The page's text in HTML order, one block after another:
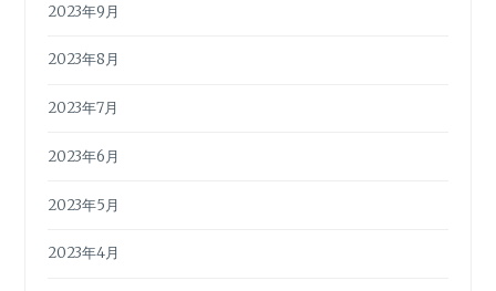
2023年9月
2023年8月
2023年7月
2023年6月
2023年5月
2023年4月